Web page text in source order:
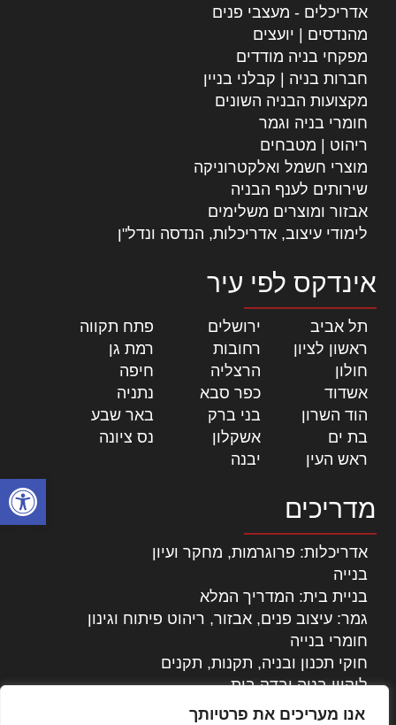
פתח
אנו מעריכים את פרטיותך
אדריכלים - מעצבי פנים
מהנדסים | יועצים
מפקחי בניה מודדים
חברות בניה | קבלני בניין
מקצועות הבניה השונים
חומרי בניה וגמר
ריהוט | מטבחים
מוצרי חשמל ואלקטרוניקה
שירותים לענף הבניה
אבזור ומוצרים משלימים
לימודי עיצוב, אדריכלות, הנדסה ונדל"ן
אינדקס לפי עיר
תל אביב ירושלים פתח תקווה
ראשון לציון
רחובות רמת גן
חולון
הרצליה חיפה
אשדוד
כפר סבא נתניה
הוד השרון
בני ברק באר שבע
בת ים
אשקלון נס ציונה
ראש העין
יבנה
מדריכים
אדריכלות: פרוגרמות, מחקר ועיון
בנייה
בניית בית: המדריך המלא
גמר: עיצוב פנים, אבזור, ריהוט פיתוח וגינון
חומרי בנייה
חוקי תכנון ובניה, תקנות, תקנים
ליקויי בניה ובדק בית
נדל"ן: זכויות, אגרות ועסקאות